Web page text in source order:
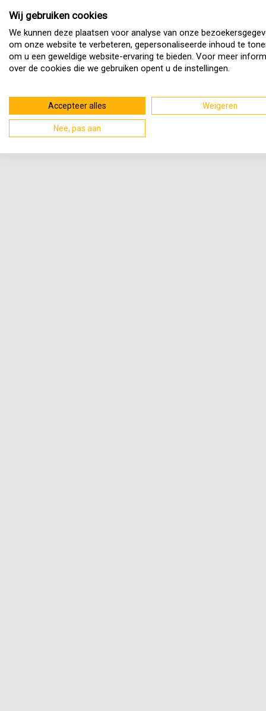
Wij gebruiken cookies
We kunnen deze plaatsen voor analyse van onze
om onze website te verbeteren, gepersonaliseerde inhoud te
om u een geweldige website-ervaring te bieden. Voor meer
over de cookies die we gebruiken opent u de instellingen.
Accepteer alles Weigeren
Nee, pas aan